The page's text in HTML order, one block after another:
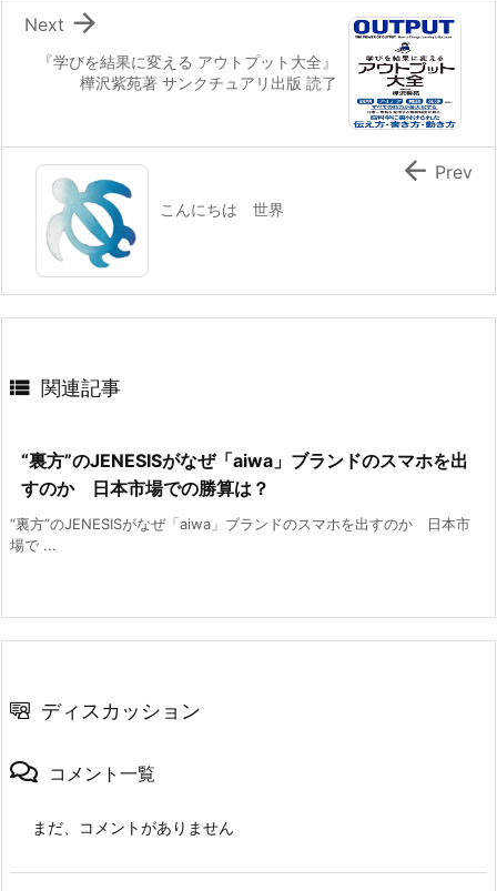
『学びを結果に変える アウトプット大全』
樺沢紫苑著 サンクチュアリ出版 読了

Next
こんにちは 世界
 Prev
 関連記事
“裏方”のJENESISがなぜ「aiwa」ブランドのスマホを出
すのか 日本市場での勝算は？
“裏方”のJENESISがなぜ「aiwa」ブランドのスマホを出すのか 日本市
場で ...
ディスカッション
コメント一覧
まだ、コメントがありません